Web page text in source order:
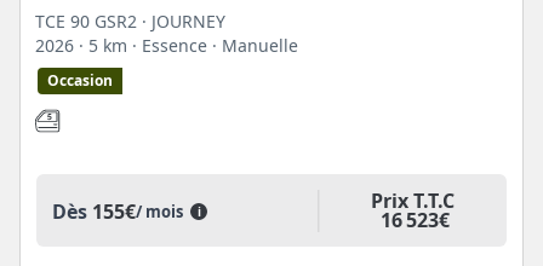
TCE 90 GSR2 · JOURNEY
2026 · 5 km · Essence · Manuelle
Occasion
Dès 155€/ mois i Prix T.T.C
16 523€